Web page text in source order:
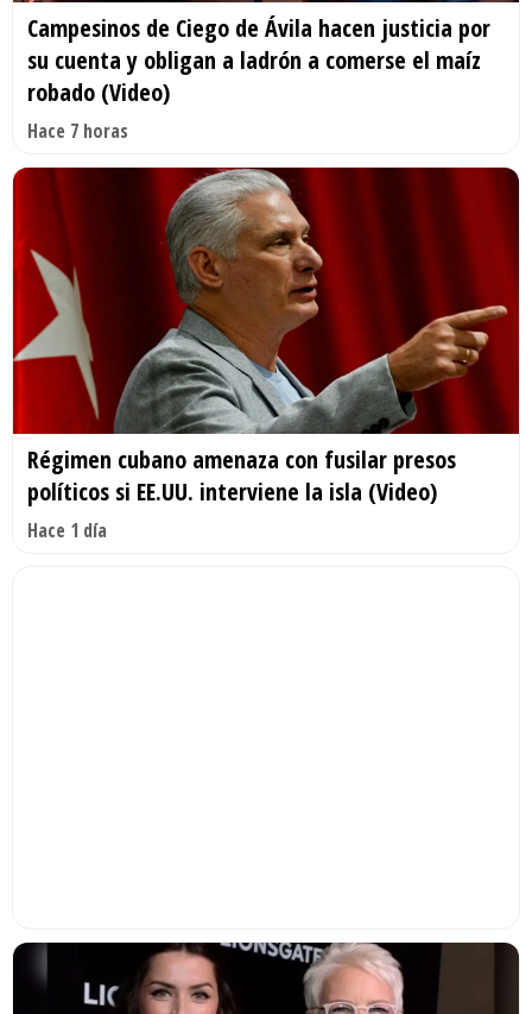
Campesinos de Ciego de Ávila hacen justicia por
su cuenta y obligan a ladrón a comerse el maíz
robado (Video)
Hace 7 horas
Régimen cubano amenaza con fusilar presos
políticos si EE.UU. interviene la isla (Video)
Hace 1 día